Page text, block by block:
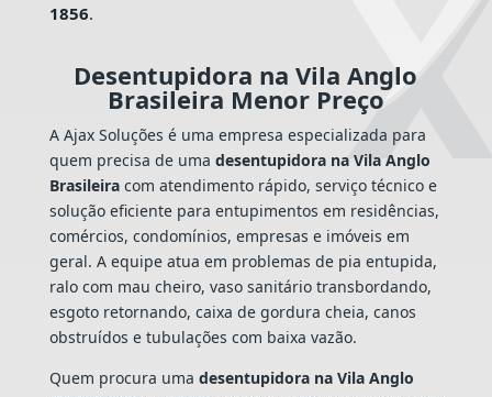
1856.
Desentupidora na Vila Anglo
Brasileira Menor Preço
A Ajax Soluções é uma empresa especializada para
quem precisa de uma desentupidora na Vila Anglo
Brasileiracom atendimento rápido, serviço técnico e
solução eficiente para entupimentos em residências,
comércios, condomínios, empresas e imóveis em
geral. A equipe atua em problemas de pia entupida,
ralo com mau cheiro, vaso sanitário transbordando,
esgoto retornando, caixa de gordura cheia, canos
obstruídos e tubulações com baixa vazão.
Quem procura uma desentupidora na Vila Anglo